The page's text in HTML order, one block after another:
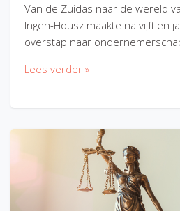
Van de Zuidas naar de wereld
Ingen-Housz maakte na vijftien
overstap naar
Lees verder »